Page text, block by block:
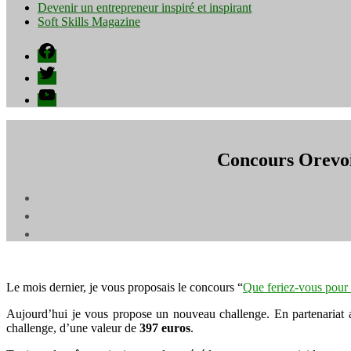
Devenir un entrepreneur inspiré et inspirant
Soft Skills Magazine
Facebook
Twitter
YouTube
Concours
Le mois dernier, je vous proposais le concours “Que feriez-vous pour
Aujourd’hui je vous propose un nouveau challenge. En
challenge, d’une valeur de 397 euros.